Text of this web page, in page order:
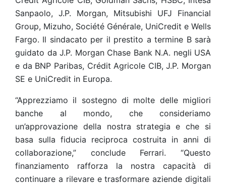
Sanpaolo, J.P. Morgan, Mitsubishi UFJ Financial
Group, Mizuho, Société Générale, UniCredit e Wells
Fargo. Il sindacato per il prestito a termine B sarà
guidato da J.P. Morgan Chase Bank N.A. negli USA
e da BNP Paribas, Crédit Agricole CIB, J.P. Morgan
SE e UniCredit in Europa.
“Apprezziamo il sostegno di molte delle migliori
banche al mondo, che consideriamo
un’approvazione della nostra strategia e che si
basa sulla fiducia reciproca costruita in anni di
collaborazione,” conclude Ferrari. “Questo
finanziamento rafforza la nostra capacità di
continuare a rilevare e trasformare aziende digitali